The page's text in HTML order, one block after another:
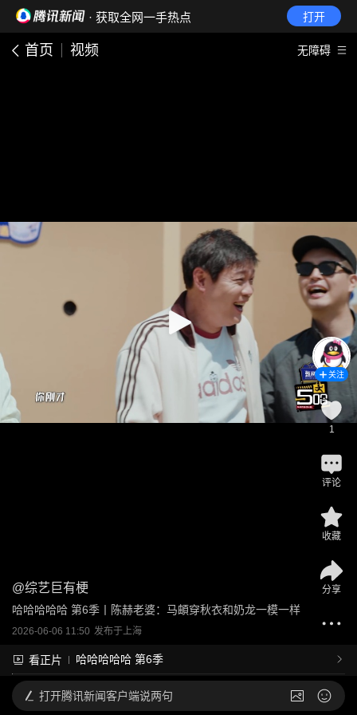
· 获取全网一手热点 打开
首页 视频 无障碍
@综艺巨有梗
哈哈哈哈哈 第6季丨陈赫老婆：马頔穿秋衣和奶龙一模一样
2026-06-06 11:50 发布于上海
看正片 哈哈哈哈哈 第6季
关注
1
评论
收藏
分享
打开腾讯新闻客户端说两句